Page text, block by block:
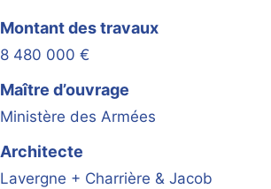
Montant des travaux
8 480 000 €
Maître d’ouvrage
Ministère des Armées
Architecte
Lavergne + Charrière & Jacob